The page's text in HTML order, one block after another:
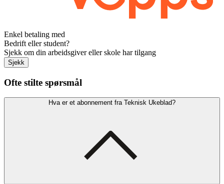
Enkel betaling med
Bedrift eller student?
Sjekk om din arbeidsgiver eller skole har tilgang
Sjekk
Ofte stilte spørsmål
Hva er et abonnement fra Teknisk Ukeblad?